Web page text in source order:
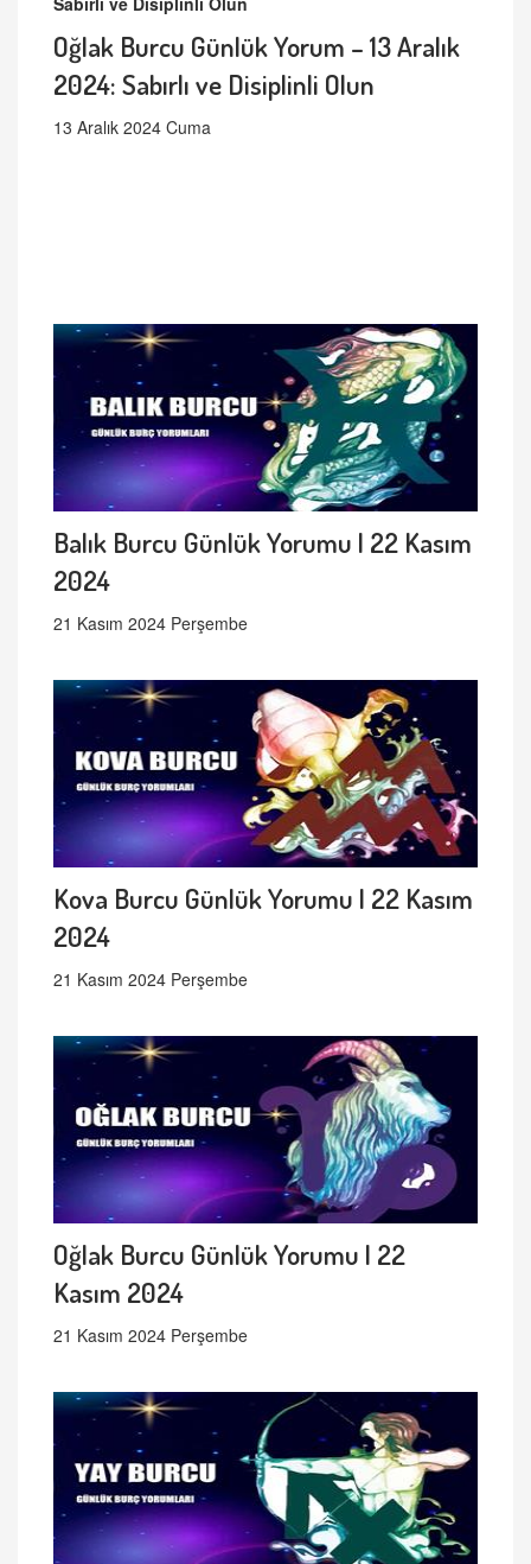
Oğlak Burcu Günlük Yorum – 13 Aralık
2024: Sabırlı ve Disiplinli Olun
13 Aralık 2024 Cuma
Balık Burcu Günlük Yorumu | 22 Kasım
2024
21 Kasım 2024 Perşembe
Kova Burcu Günlük Yorumu | 22 Kasım
2024
21 Kasım 2024 Perşembe
Oğlak Burcu Günlük Yorumu | 22
Kasım 2024
21 Kasım 2024 Perşembe